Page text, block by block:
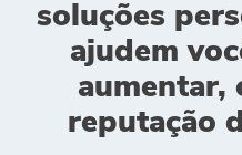
soluções
ajudem
aumentar,
reputação